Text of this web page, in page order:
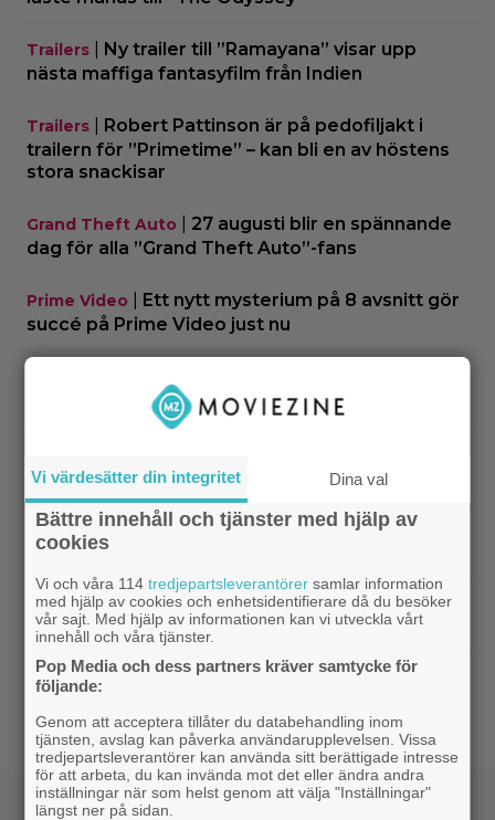
Trailers
Ny trailer till ”Ramayana” visar upp
nästa maffiga fantasyfilm från Indien
Trailers
Robert Pattinson är på pedofiljakt i
trailern för ”Primetime” – kan bli en av höstens
stora snackisar
Grand Theft Auto
27 augusti blir en spännande
dag för alla ”Grand Theft Auto”-fans
Prime Video
Ett nytt mysterium på 8 avsnitt gör
succé på Prime Video just nu
kronor för nya Lego-setet
”Heated Rivalry” i ny sci-fi-thriller
Kommande serier |Joel Kinnaman vs Saddam
Hussein i ny thrillerserie – se trailern här
Gustaf Skarsgård|Gustaf Skarsgård spelar
demonregissör i internationell skräckthriller
Disney|Disney-chefen försvarar årets
Vi värdesätter din integritet Dina val
Bättre innehåll och tjänster med hjälp av
cookies
Vi och våra 114tredjepartsleverantörer samlar information
med hjälp av cookies och enhetsidentifierare då du besöker
vår sajt. Med hjälp av informationen kan vi utveckla vårt
innehåll och våra tjänster.
Pop Media och dess partners kräver samtycke för
följande:
Genom att acceptera tillåter du databehandling inom
tjänsten, avslag kan påverka användarupplevelsen. Vissa
tredjepartsleverantörer kan använda sitt berättigade intresse
för att arbeta, du kan invända mot det eller ändra andra
inställningar när som helst genom att välja "Inställningar"
längst ner på sidan.